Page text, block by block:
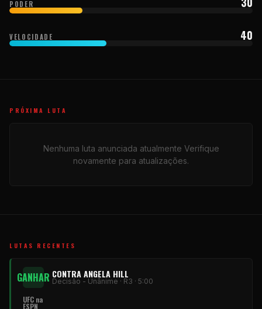
PODER
VELOCIDADE 40
PRÓXIMA LUTA
Nenhuma luta anunciada atualmente Verifique
novamente para atualizações.
LUTAS RECENTES
GANHAR CONTRA ANGELA HILL
Decisão - Unânime · R3 · 5:00
UFC na
ESPN